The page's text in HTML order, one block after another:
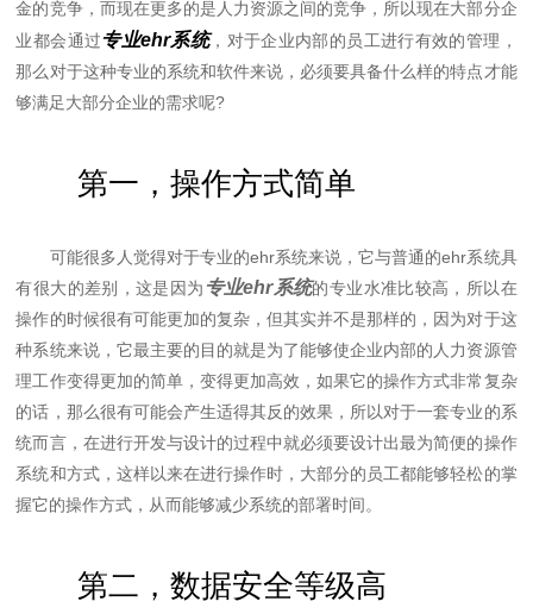
金的竞争，而现在更多的是人力资源之间的竞争，所以现在大部分企
业都会通过专业ehr系统，对于企业内部的员工进行有效的管理，
那么对于这种专业的系统和软件来说，必须要具备什么样的特点才能
够满足大部分企业的需求呢?
第一，操作方式简单
可能很多人觉得对于专业的ehr系统来说，它与普通的ehr系统具
有很大的差别，这是因为 专业ehr系统的专业水准比较高，所以在
操作的时候很有可能更加的复杂，但其实并不是那样的，因为对于这
种系统来说，它最主要的目的就是为了能够使企业内部的人力资源管
理工作变得更加的简单，变得更加高效，如果它的操作方式非常复杂
的话，那么很有可能会产生适得其反的效果，所以对于一套专业的系
统而言，在进行开发与设计的过程中就必须要设计出最为简便的操作
系统和方式，这样以来在进行操作时，大部分的员工都能够轻松的掌
握它的操作方式，从而能够减少系统的部署时间。
第二，数据安全等级高